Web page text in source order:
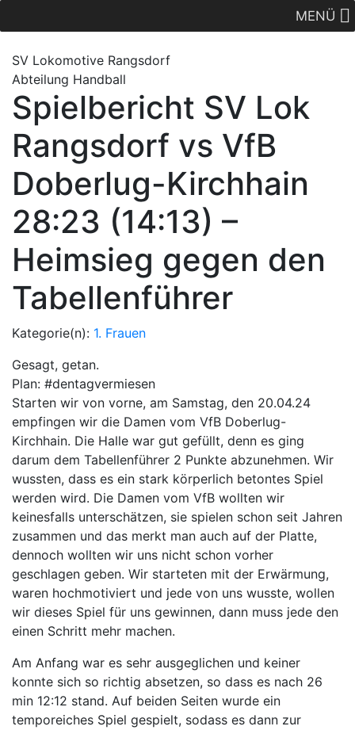
MENÜ
SV Lokomotive Rangsdorf
Abteilung Handball
Spielbericht SV Lok
Rangsdorf vs VfB
Doberlug-Kirchhain
28:23 (14:13) –
Heimsieg gegen den
Tabellenführer
Kategorie(n): 1. Frauen
Gesagt, getan.
Plan: #dentagvermiesen
Starten wir von vorne, am Samstag, den 20.04.24
empfingen wir die Damen vom VfB Doberlug-
Kirchhain. Die Halle war gut gefüllt, denn es ging
darum dem Tabellenführer 2 Punkte abzunehmen. Wir
wussten, dass es ein stark körperlich betontes Spiel
werden wird. Die Damen vom VfB wollten wir
keinesfalls unterschätzen, sie spielen schon seit Jahren
zusammen und das merkt man auch auf der Platte,
dennoch wollten wir uns nicht schon vorher
geschlagen geben. Wir starteten mit der Erwärmung,
waren hochmotiviert und jede von uns wusste, wollen
wir dieses Spiel für uns gewinnen, dann muss jede den
einen Schritt mehr machen.
Am Anfang war es sehr ausgeglichen und keiner
konnte sich so richtig absetzen, so dass es nach 26
min 12:12 stand. Auf beiden Seiten wurde ein
temporeiches Spiel gespielt, sodass es dann zur